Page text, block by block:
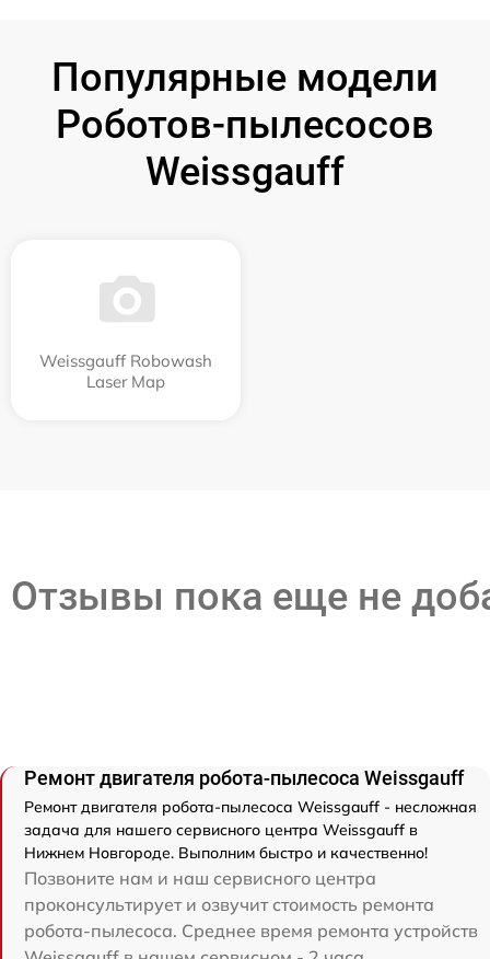
Популярные модели
Роботов-пылесосов
Weissgauff
Weissgauff Robowash
Laser Map
Отзывы пока еще не
Ремонт двигателя робота-пылесоса Weissgauff
Ремонт двигателя робота-пылесоса Weissgauff - несложная
задача для нашего сервисного центра Weissgauff в
Нижнем Новгороде. Выполним быстро и качественно!
Позвоните нам и наш сервисного центра
проконсультирует и озвучит стоимость ремонта
робота-пылесоса. Среднее время ремонта устройств